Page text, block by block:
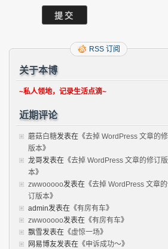
RSS 订阅
关于本博
~私人领地，记录生活点滴~
近期评论
蘑菇白糖发表在《去掉 WordPress 文章的修
版本》
龙哥发表在《去掉 WordPress 文章的修订版
本》
zwwooooo发表在《去掉 WordPress 文章
订版本》
admin发表在《有房有车》
zwwooooo发表在《有房有车》
飘雪发表在《虚惊一场》
网易博友发表在《申诉成功～》